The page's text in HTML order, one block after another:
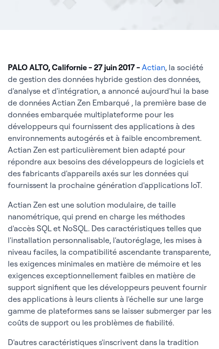
PALO ALTO, Californie - 27 juin 2017 - Actian, la société
de gestion des données hybride gestion des données,
d'analyse et d'intégration, a annoncé aujourd'hui la base
de données Actian Zen Embarqué , la première base de
données embarquée multiplateforme pour les
développeurs qui fournissent des applications à des
environnements autogérés et à faible encombrement.
Actian Zen est particulièrement bien adapté pour
répondre aux besoins des développeurs de logiciels et
des fabricants d'appareils axés sur les données qui
fournissent la prochaine génération d'applications IoT.
Actian Zen est une solution modulaire, de taille
nanométrique, qui prend en charge les méthodes
d'accès SQL et NoSQL. Des caractéristiques telles que
l'installation personnalisable, l'autoréglage, les mises à
niveau faciles, la compatibilité ascendante transparente,
les exigences minimales en matière de mémoire et les
exigences exceptionnellement faibles en matière de
support signifient que les développeurs peuvent fournir
des applications à leurs clients à l'échelle sur une large
gamme de plateformes sans se laisser submerger par les
coûts de support ou les problèmes de fiabilité.
D'autres caractéristiques s'inscrivent dans la tradition